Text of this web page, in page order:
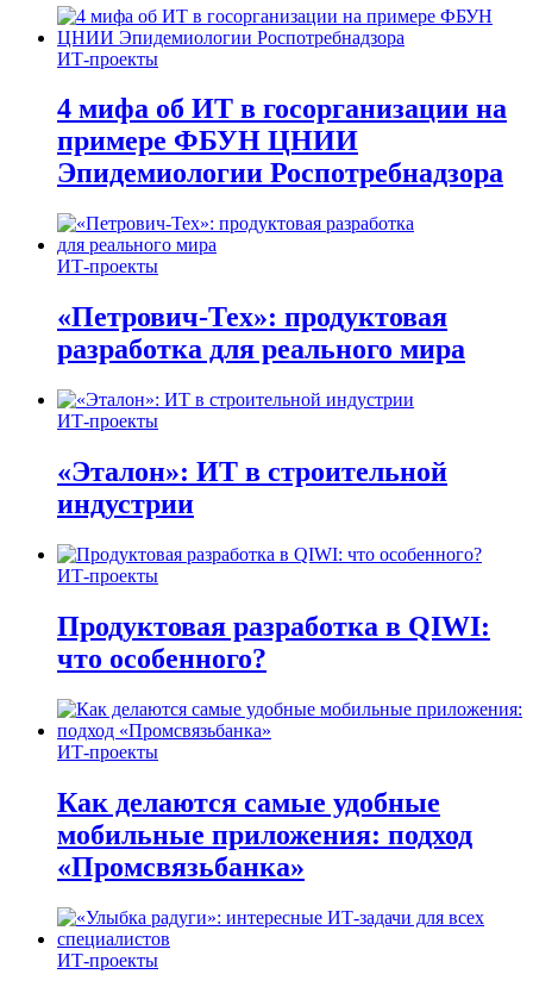
ИТ-проекты
4 мифа об ИТ в госорганизации на
примере ФБУН ЦНИИ
Эпидемиологии Роспотребнадзора
ИТ-проекты
«Петрович-Тех»: продуктовая
разработка для реального мира
ИТ-проекты
«Эталон»: ИТ в строительной
индустрии
ИТ-проекты
Продуктовая разработка в QIWI:
что особенного?
ИТ-проекты
Как делаются самые удобные
мобильные приложения: подход
«Промсвязьбанка»
ИТ-проекты